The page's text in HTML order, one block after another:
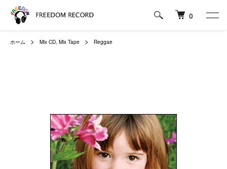
0
ホーム Mix CD, Mix Tape Reggae